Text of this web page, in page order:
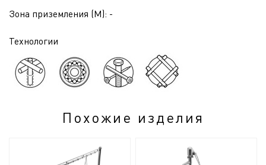
Зона приземления (М): -
Технологии
Похожие изделия